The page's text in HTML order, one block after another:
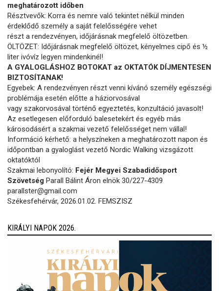
meghatározott időben
Résztvevők: Korra és nemre való tekintet nélkül minden
érdeklődő személy a saját felelősségére vehet
részt a rendezvényen, időjárásnak megfelelő öltözetben.
ÖLTÖZET: Időjárásnak megfelelő öltözet, kényelmes cipő és ½
liter ivóvíz legyen mindenkinél!
A GYALOGLÁSHOZ BOTOKAT az OKTATÓK DÍJMENTESEN
BIZTOSÍTANAK!
Egyebek: A rendezvényen részt venni kívánó személy egészségi
problémája esetén előtte a háziorvosával
vagy szakorvosával történő egyeztetés, konzultáció javasolt!
Az esetlegesen előforduló balesetekért és egyéb más
károsodásért a szakmai vezető felelősséget nem vállal!
Információ kérhető: a helyszíneken a meghatározott napon és
időpontban a gyaloglást vezető Nordic Walking vizsgázott
oktatóktól
Szakmai lebonyolító: Fejér Megyei Szabadidősport
Szövetség Parall Bálint Áron elnök 30/227-4309
parallster@gmail.com
Székesfehérvár, 2026.01.02. FEMSZISZ
KIRÁLYI NAPOK 2026.